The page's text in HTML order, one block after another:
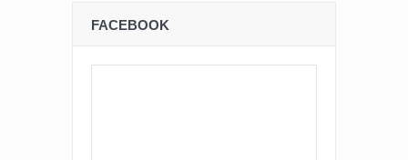
FACEBOOK